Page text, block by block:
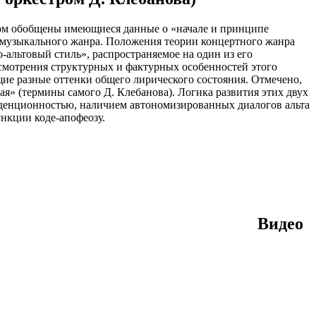
обобщены имеющиеся данные о «начале и принципе
жанра. Положения теории концертного жанра
стиль», распространяемое на один из его
структурных и фактурных особенностей этого
разные оттенки общего лирического состояния. Отмечено,
(термины самого Д. Клебанова). Логика развития этих двух
наличием автономизированных диалогов альта
коде-апофеозу.
Видео